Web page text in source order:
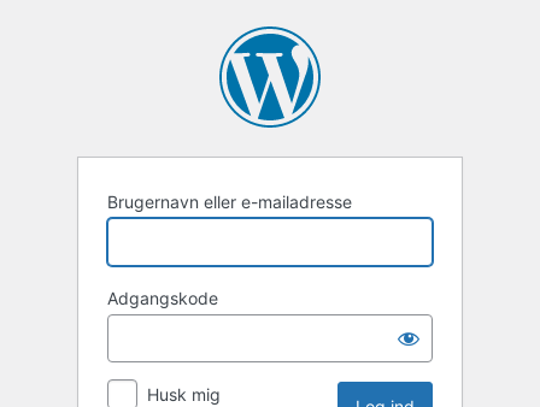
Brugernavn eller e-mailadresse
Adgangskode
Husk mig